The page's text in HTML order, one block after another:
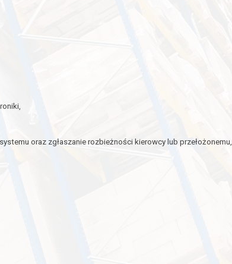
oraz zgłaszanie rozbieżności kierowcy lub przełożonemu,